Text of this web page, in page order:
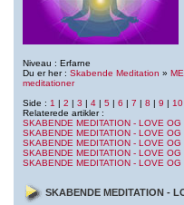
Niveau : Erfarne
Du er her : Skabende Meditation »
meditationer
Side : 1 | 2 | 3 | 4 | 5 | 6 | 7 | 8 | 9 | 10
Relaterede artikler :
SKABENDE MEDITATION - LOVE
SKABENDE MEDITATION - LOVE
SKABENDE MEDITATION - LOVE
SKABENDE MEDITATION - LOVE
SKABENDE MEDITATION - LOVE
SKABENDE MEDITATION -